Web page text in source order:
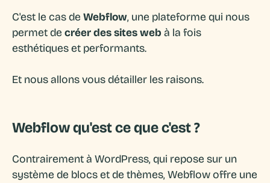
C'est le cas de Webflow, une plateforme qui nous
permet de créer des sites web à la fois
esthétiques et performants.
Et nous allons vous détailler les raisons.
Webflow qu'est ce que c'est ?
Contrairement à WordPress, qui repose sur un
système de blocs et de thèmes, Webflow offre une